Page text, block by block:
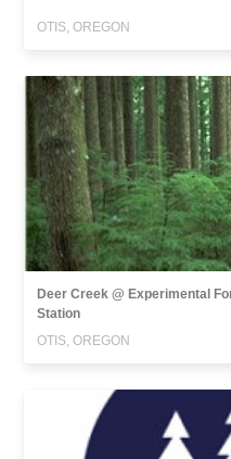
OTIS, OREGON
Deer Creek @ Experimental
Station
OTIS, OREGON